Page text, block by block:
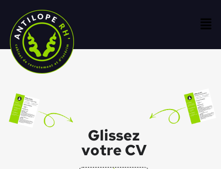
Glissez
votre CV